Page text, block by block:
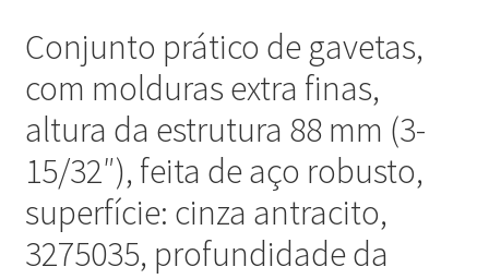
com
abertura
push-
to-
open,
3275035.
conjunto
de
gavetas
Conjunto prático de gavetas,
com molduras extra finas,
altura da estrutura 88 mm (3-
15/32″), feita de aço robusto,
superfície: cinza antracito,
3275035, profundidade da